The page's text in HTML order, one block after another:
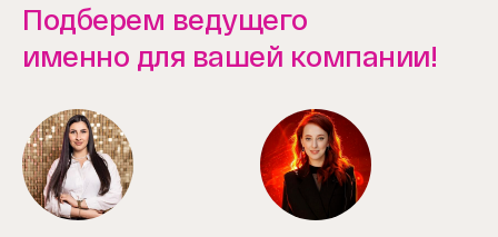
Подберем ведущего
именно для вашей компании!